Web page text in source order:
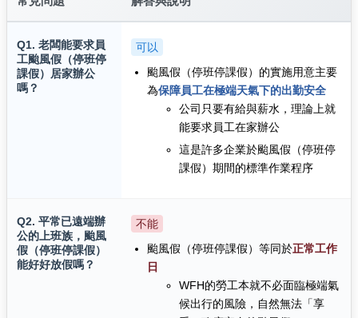
Q1. 老闆能要求員
工颱風假（停班停
課假）居家辦公
嗎？
可以
颱風假（停班停課假）的實施用意主要
為保障員工在極端天氣下的出勤安全
公司只要有給與薪水，理論上就
能要求員工在家辦公
這是許多企業於颱風假（停班停
課假）期間的標準作業程序
Q2. 平常已遠端辦
公的上班族，颱風
假（停班停課假）
能好好放假嗎？
不能
颱風假（停班停課假）等同於正常工作
日
WFH的勞工本就不必面臨極端氣
候出行的風險，自然無法「享